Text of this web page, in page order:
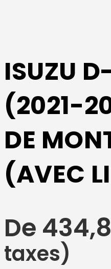
ISUZU
(2021-
DE
(AVEC
De
taxes)